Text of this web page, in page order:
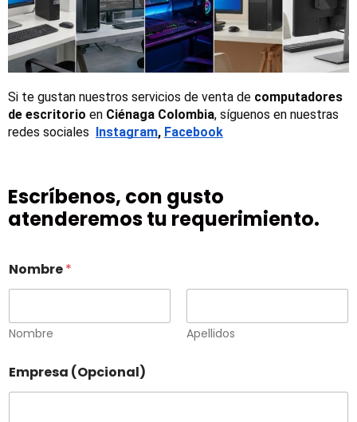
Si te gustan nuestros servicios de venta de computadores
de escritorio en Ciénaga Colombia, síguenos en nuestras
redes sociales Instagram, Facebook
Escríbenos, con gusto
atenderemos tu requerimiento.
Nombre*
Nombre Apellidos
Empresa (Opcional)